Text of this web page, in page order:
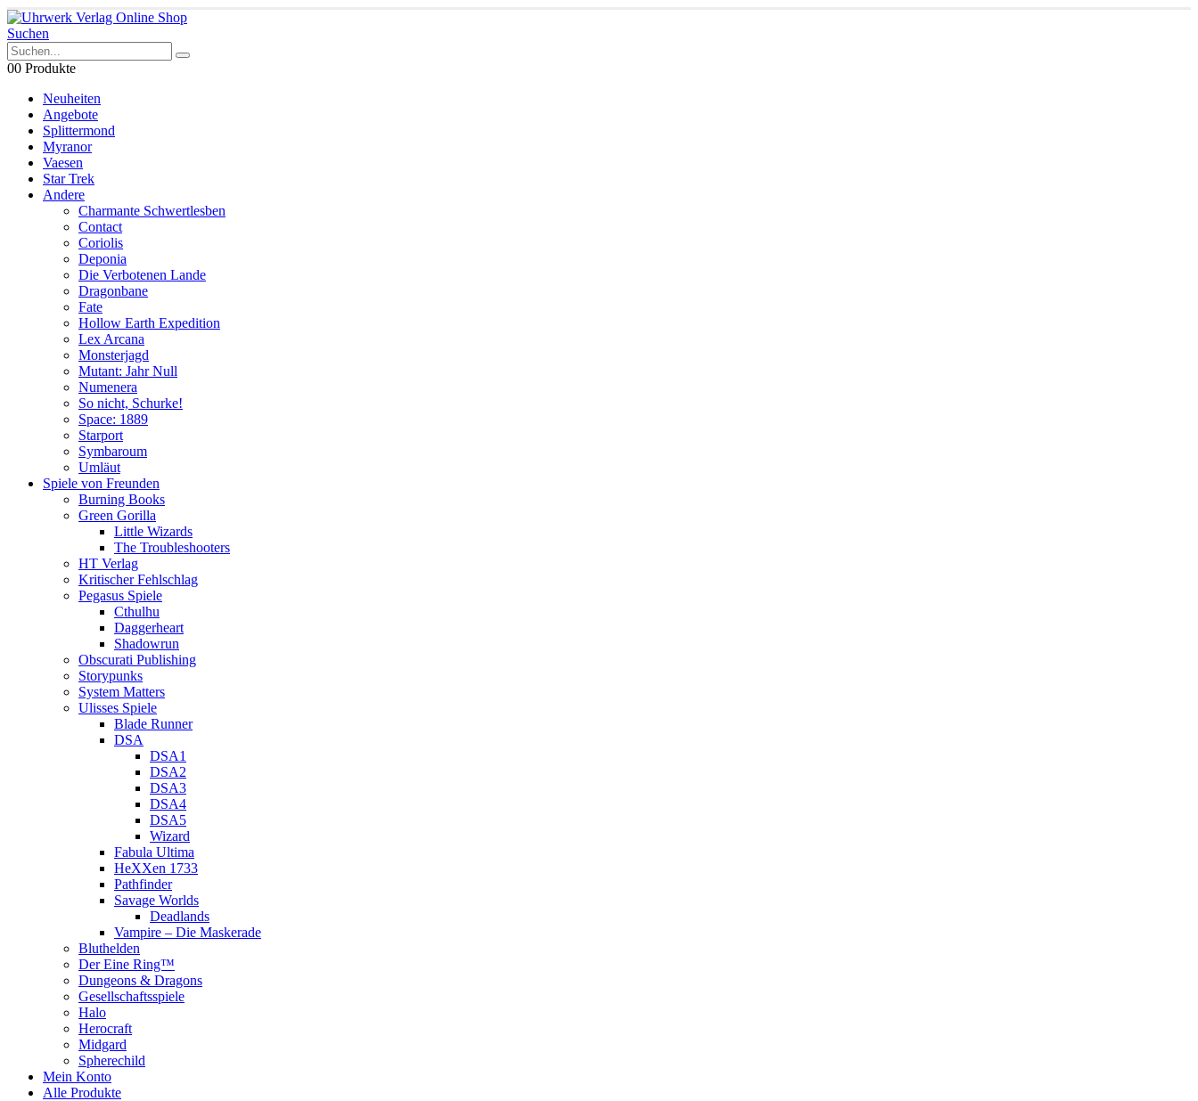
Suchen
00 Produkte
Neuheiten
Angebote
Splittermond
Myranor
Vaesen
Star Trek
Andere
Charmante Schwertlesben
Contact
Coriolis
Deponia
Die Verbotenen Lande
Dragonbane
Fate
Hollow Earth Expedition
Lex Arcana
Monsterjagd
Mutant: Jahr Null
Numenera
So nicht, Schurke!
Space: 1889
Starport
Symbaroum
Umläut
Spiele von Freunden
Burning Books
Green Gorilla
Little Wizards
The Troubleshooters
HT Verlag
Kritischer Fehlschlag
Pegasus Spiele
Cthulhu
Daggerheart
Shadowrun
Obscurati Publishing
Storypunks
System Matters
Ulisses Spiele
Blade Runner
DSA
DSA1
DSA2
DSA3
DSA4
DSA5
Wizard
Fabula Ultima
HeXXen 1733
Pathfinder
Savage Worlds
Deadlands
Vampire – Die Maskerade
Bluthelden
Der Eine Ring™
Dungeons & Dragons
Gesellschaftsspiele
Halo
Herocraft
Midgard
Spherechild
Mein Konto
Alle Produkte